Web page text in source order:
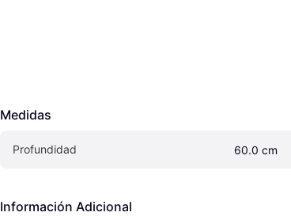
Medidas
Profundidad 60.0 cm
Información Adicional